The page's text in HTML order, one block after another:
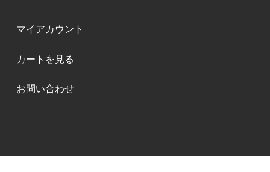
マイアカウント
カートを見る
お問い合わせ